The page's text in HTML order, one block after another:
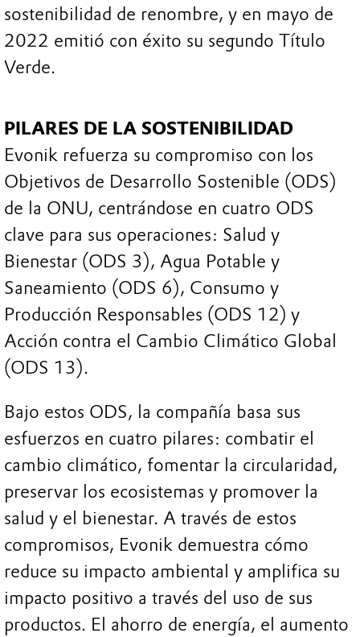
sostenibilidad de renombre, y en mayo de
2022 emitió con éxito su segundo Título
Verde.
PILARES DE LA SOSTENIBILIDAD
Evonik refuerza su compromiso con los
Objetivos de Desarrollo Sostenible (ODS)
de la ONU, centrándose en cuatro ODS
clave para sus operaciones: Salud y
Bienestar (ODS 3), Agua Potable y
Saneamiento (ODS 6), Consumo y
Producción Responsables (ODS 12) y
Acción contra el Cambio Climático Global
(ODS 13).
Bajo estos ODS, la compañía basa sus
esfuerzos en cuatro pilares: combatir el
cambio climático, fomentar la circularidad,
preservar los ecosistemas y promover la
salud y el bienestar. A través de estos
compromisos, Evonik demuestra cómo
reduce su impacto ambiental y amplifica su
impacto positivo a través del uso de sus
productos. El ahorro de energía, el aumento